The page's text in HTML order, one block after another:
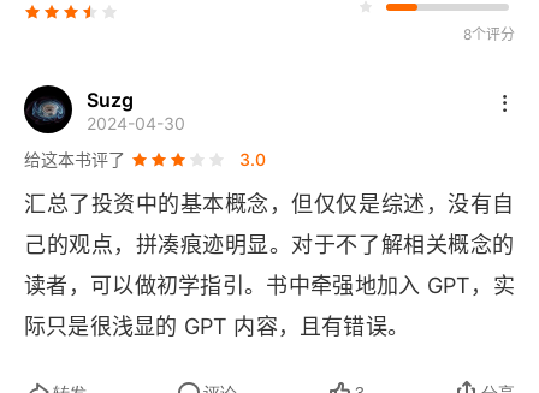
1.4.4 贝塔量化交易策略
1.4.5 另类量化交易策略
1.5 量化交易的未来发展
1.5.1 量化交易的智能化
1.5.2 量化交易的全球化
1.5.3 量化交易的机构化
8个评分
Suzg
2024-04-30
给这本书评了
3.0
汇总了投资中的基本概念，但仅仅是综述，没有自
己的观点，拼凑痕迹明显。对于不了解相关概念的
读者，可以做初学指引。书中牵强地加入 GPT，实
际只是很浅显的 GPT 内容，且有错误。